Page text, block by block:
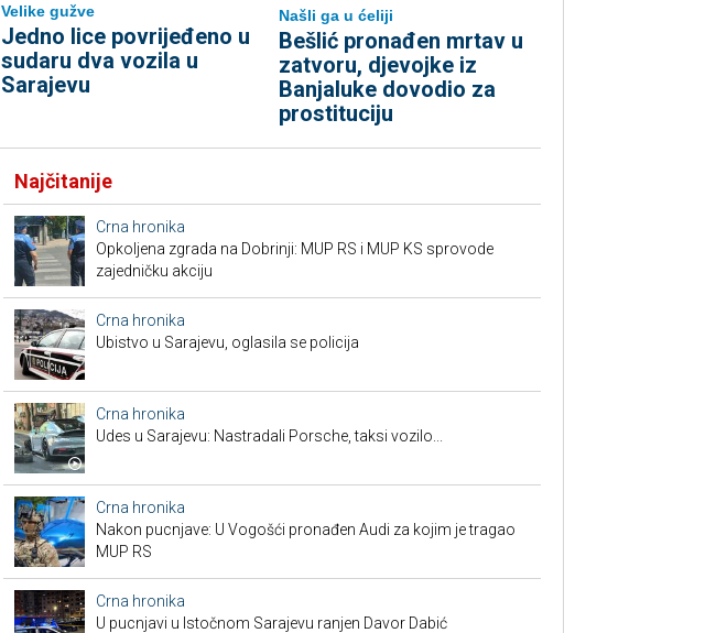
Velike gužve
Јedno lice povrijeđeno u
sudaru dva vozila u
Sarajevu
Našli ga u ćeliji
Bešlić pronađen mrtav u
zatvoru, djevojke iz
Banjaluke dovodio za
prostituciju
Najčitanije
Crna hronika
Opkoljena zgrada na Dobrinji: MUP RS i MUP KS sprovode
zajedničku akciju
Crna hronika
Ubistvo u Sarajevu, oglasila se policija
Crna hronika
Udes u Sarajevu: Nastradali Porsche, taksi vozilo...
Crna hronika
Nakon pucnjave: U Vogošći pronađen Audi za kojim je tragao
MUP RS
Crna hronika
U pucnjavi u Istočnom Sarajevu ranjen Davor Dabić